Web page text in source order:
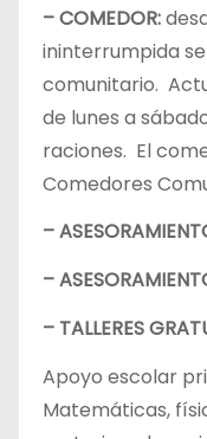
– COMEDOR:
ininterrumpida
comunitario.
de lunes a
raciones. El
Comedores
–
–
– TALLERES
Apoyo escolar
Matemáticas,